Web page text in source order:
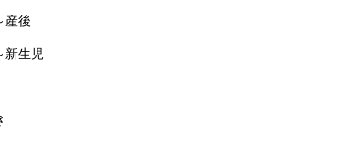
産後
新生児